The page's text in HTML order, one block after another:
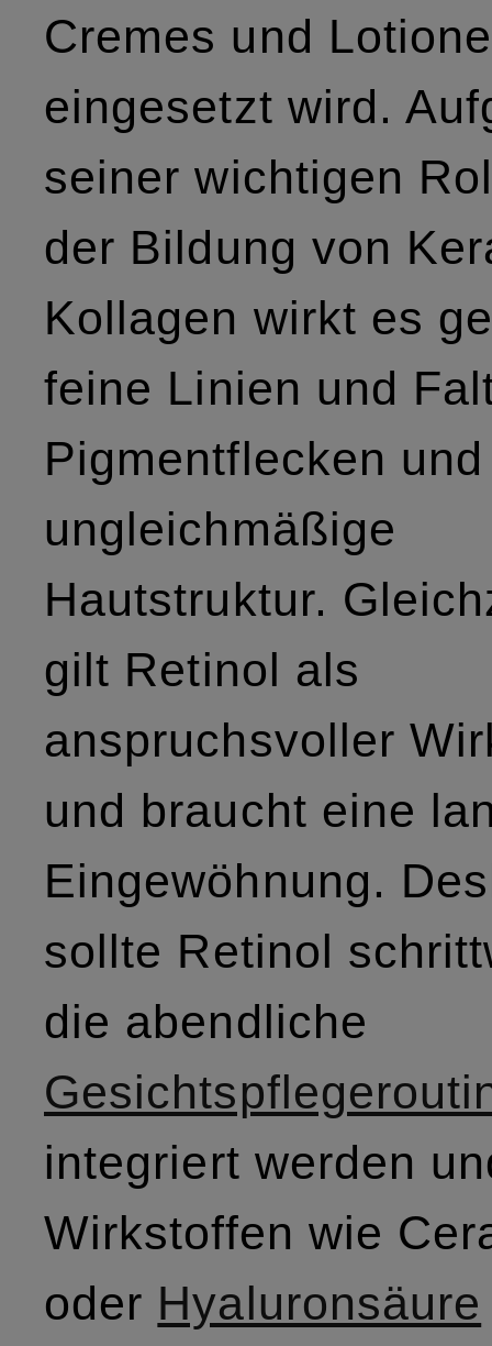
Cremes und
eingesetzt wird.
seiner wichtigen
der Bildung von
Kollagen wirkt es
feine Linien und
Pigmentflecken
ungleichmäßige
Hautstruktur.
gilt Retinol als
anspruchsvoller
und braucht eine
Eingewöhnung.
sollte Retinol
die abendliche
integriert werden
Wirkstoffen wie
oder Hyaluronsäure